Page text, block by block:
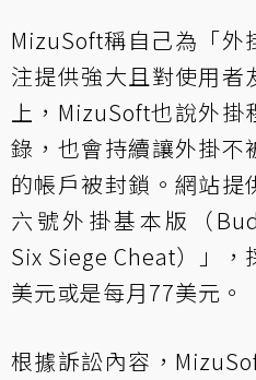
MizuSoft稱自己為「外
注提供強大且對使用
上，MizuSoft也說外掛
錄，也會持續讓外掛不
的帳戶被封鎖。網站提
六號外掛基本版（
Six Siege Cheat）」
美元或是每月77美元。
根據訴訟內容，